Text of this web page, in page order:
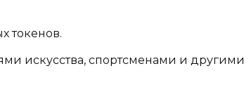
токенов.
искусства, спортсменами и другими